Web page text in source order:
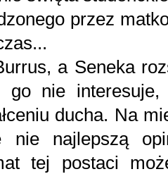
przez
a Seneka
go nie
ducha. Na
nie najlepszą
tej postaci